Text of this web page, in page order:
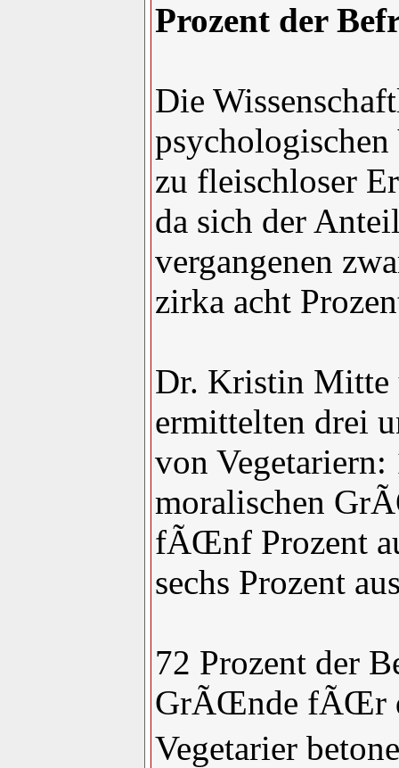
Prozent der
Die
zu fleischloser
da sich der
vergangenen
zirka acht
Dr. Kristin Mitte
ermittelten drei
von Vegetariern:
moralischen
fÃŒnf Prozent
sechs Prozent
72 Prozent der
GrÃŒnde fÃŒr
Vegetarier